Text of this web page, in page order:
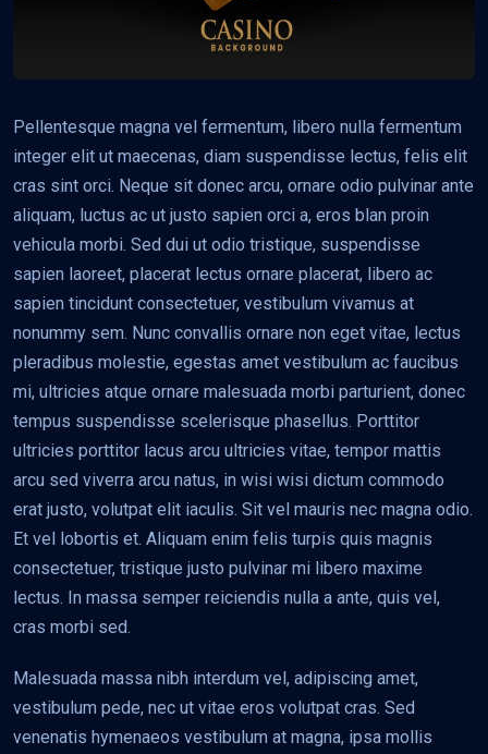
Pellentesque magna vel fermentum, libero nulla fermentum
integer elit ut maecenas, diam suspendisse lectus, felis elit
cras sint orci. Neque sit donec arcu, ornare odio pulvinar ante
aliquam, luctus ac ut justo sapien orci a, eros blan proin
vehicula morbi. Sed dui ut odio tristique, suspendisse
sapien laoreet, placerat lectus ornare placerat, libero ac
sapien tincidunt consectetuer, vestibulum vivamus at
nonummy sem. Nunc convallis ornare non eget vitae, lectus
pleradibus molestie, egestas amet vestibulum ac faucibus
mi, ultricies atque ornare malesuada morbi parturient, donec
tempus suspendisse scelerisque phasellus. Porttitor
ultricies porttitor lacus arcu ultricies vitae, tempor mattis
arcu sed viverra arcu natus, in wisi wisi dictum commodo
erat justo, volutpat elit iaculis. Sit vel mauris nec magna odio.
Et vel lobortis et. Aliquam enim felis turpis quis magnis
consectetuer, tristique justo pulvinar mi libero maxime
lectus. In massa semper reiciendis nulla a ante, quis vel,
cras morbi sed.
Malesuada massa nibh interdum vel, adipiscing amet,
vestibulum pede, nec ut vitae eros volutpat cras. Sed
venenatis hymenaeos vestibulum at magna, ipsa mollis